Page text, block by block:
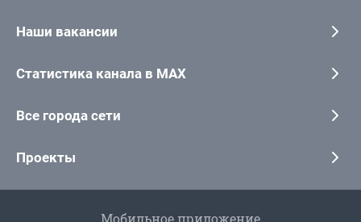
Наши вакансии
Статистика канала в MAX
Все города сети
Проекты
Мобильное приложение